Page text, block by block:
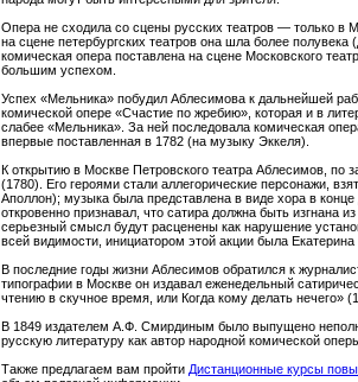
Опера не сходила со сцены русских театров — только в
на сцене петербургских театров она шла более
комическая опера поставлена на сцене Московского
большим успехом.
Успех «Мельника» побудил Аблесимова к дальнейшей
комической опере «Счастие по жребию», которая и в
слабее «Мельника». За ней последовала комическая
впервые поставленная в 1782 (на музыку Эккеля).
К открытию в Москве Петровского театра Аблесимов, по
(1780). Его героями стали аллегорические персонажи,
Аполлон); музыка была представлена в виде хора в
откровенно признавал, что сатира должна быть изгнана
серьезный смысл будут расценены как нарушение
всей видимости, инициатором этой акции была Екатерина
В последние годы жизни Аблесимов обратился к
типографии в Москве он издавал еженедельный
чтению в скучное время, или Когда кому делать нечего»
В 1849 издателем А.Ф. Смирдиным было выпущено
русскую литературу как автор народной комической
Также предлагаем вам пройти Дистанционные курсы